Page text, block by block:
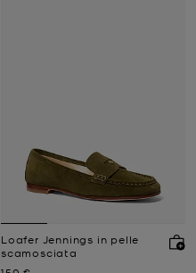
Loafer Jennings in pelle
scamosciata